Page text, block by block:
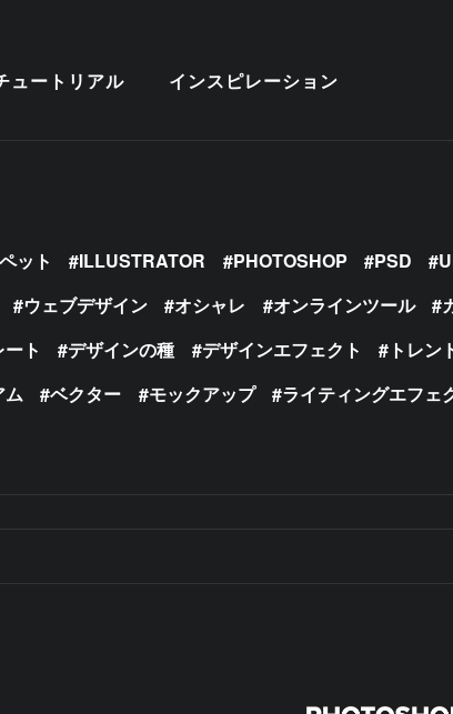
ュートリアル インスピレーション
ット ILLUSTRATOR PHOTOSHOP PSD
ウェブデザイン オシャレ オンラインツール
ト デザインの種 デザインエフェクト トレン
ム ベクター モックアップ ライティングエフェ